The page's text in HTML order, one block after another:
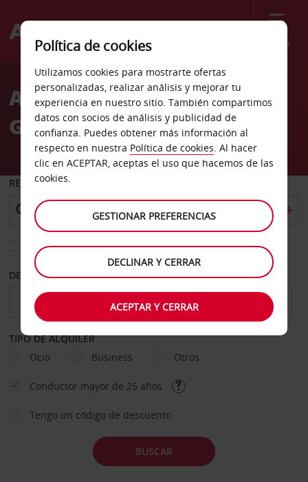
Menú
Welcome
AvisAlquiler de coches
Greymouth
RECOGER EN
Elegir otra oficina de devolución
DESDE HASTA
TIPO DE ALQUILER
Ocio
Business Otros
Conductor mayor de 25 años
Tengo un código de descuento
BUSCAR
Política de cookies
Utilizamos cookies para mostrarte ofertas
personalizadas, realizar análisis y mejorar tu
experiencia en nuestro sitio. También compartimos
datos con socios de análisis y publicidad de
confianza. Puedes obtener más información al
respecto en nuestra Política de cookies. Al hacer
clic en ACEPTAR, aceptas el uso que hacemos de las
cookies.
GESTIONAR PREFERENCIAS
DECLINAR Y CERRAR
ACEPTAR Y CERRAR